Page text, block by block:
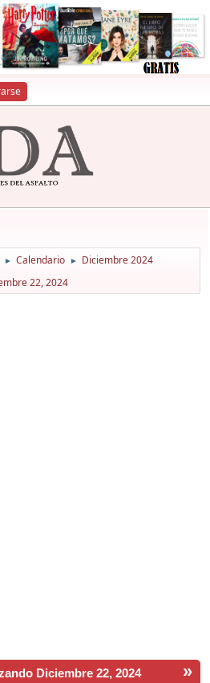
► Calendario ► Diciembre 2024
22, 2024
»
Diciembre 22, 2024